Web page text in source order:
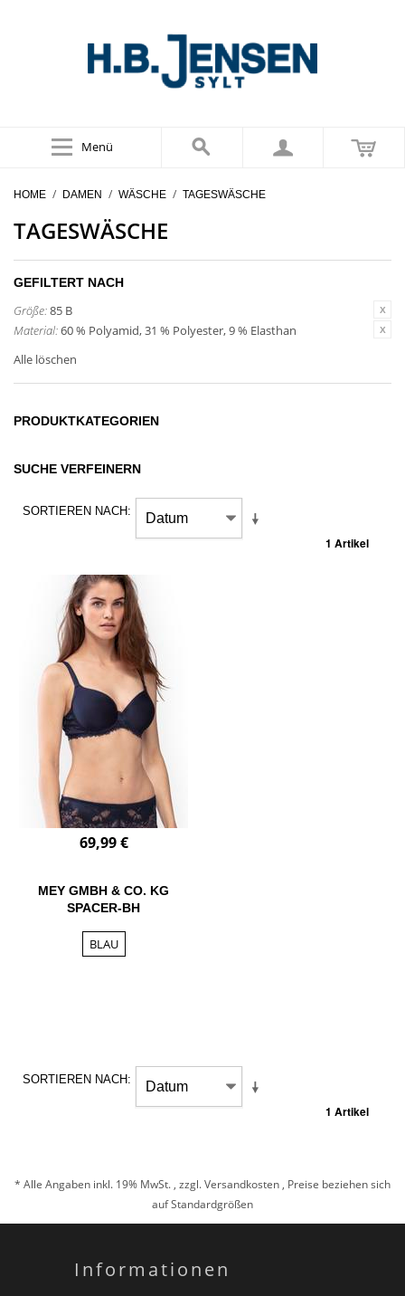
Menü
HOME / DAMEN / WÄSCHE / TAGESWÄSCHE
TAGESWÄSCHE
GEFILTERT NACH
Größe:85 B
Material:60 % Polyamid, 31 % Polyester, 9 % Elasthan
Alle löschen
PRODUKTKATEGORIEN
SUCHE VERFEINERN
SORTIEREN NACH
1 Artikel
69,99 €
MEY GMBH & CO. KG
SPACER-BH
BLAU
SORTIEREN NACH
1 Artikel
* Alle Angaben inkl. 19% MwSt. , zzgl.Versandkosten , Preise beziehen sich
auf Standardgrößen
Informationen